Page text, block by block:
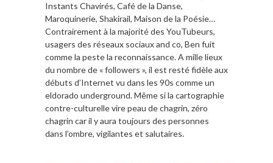
Instants Chavirés, Café de la Danse,
Maroquinerie, Shakirail, Maison de la Poésie…
Contrairement à la majorité des YouTubeurs,
usagers des réseaux sociaux and co, Ben fuit
comme la peste la reconnaissance. A mille lieux
du nombre de « followers », il est resté fidèle aux
débuts d’Internet vu dans les 90s comme un
eldorado underground. Même si la cartographie
contre-culturelle vire peau de chagrin, zéro
chagrin car il y aura toujours des personnes
dans l’ombre, vigilantes et salutaires.